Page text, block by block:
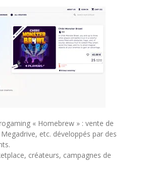
« Homebrew » : vente de
etc. développés par des
créateurs, campagnes de